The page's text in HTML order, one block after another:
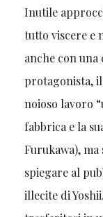
Inutile
tutto viscere e
anche con
protagonista,
noioso lavoro
fabbrica e la
Furukawa),
spiegare al
illecite di